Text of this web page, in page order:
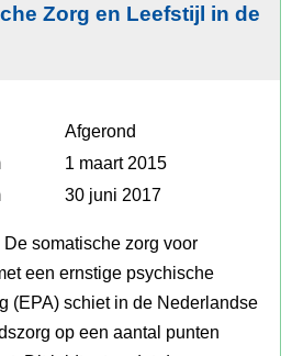
Zorg en Leefstijl in de
Afgerond
1 maart 2015
30 juni 2017
somatische zorg voor
een ernstige psychische
(EPA) schiet in de Nederlandse
op een aantal punten